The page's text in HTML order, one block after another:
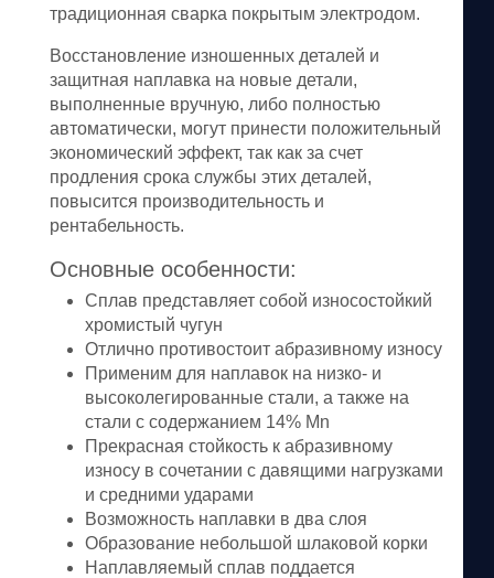
традиционная сварка покрытым электродом.
Восстановление изношенных деталей и
защитная наплавка на новые детали,
выполненные вручную, либо полностью
автоматически, могут принести положительный
экономический эффект, так как за счет
продления срока службы этих деталей,
повысится производительность и
рентабельность.
Основные особенности:
Сплав представляет собой износостойкий
хромистый чугун
Отлично противостоит абразивному износу
Применим для наплавок на низко- и
высоколегированные стали, а также на
стали с содержанием 14% Mn
Прекрасная стойкость к абразивному
износу в сочетании с давящими нагрузками
и средними ударами
Возможность наплавки в два слоя
Образование небольшой шлаковой корки
Наплавляемый сплав поддается